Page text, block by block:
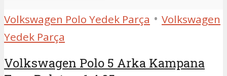
Volkswagen Polo Yedek Parça • Volkswagen
Yedek Parça
Volkswagen Polo 5 Arka Kampana